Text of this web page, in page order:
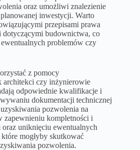
oraz umożliwi znalezienie
inwestycji. Warto
przepisami prawa
dotyczącymi budownictwa, co
problemów czy
z pomocy
architekci czy inżynierowie
odpowiednie kwalifikacje i
dokumentacji technicznej
pozwolenia na
zapewnieniu kompletności i
uniknięciu ewentualnych
mogłyby skutkować
pozwolenia.